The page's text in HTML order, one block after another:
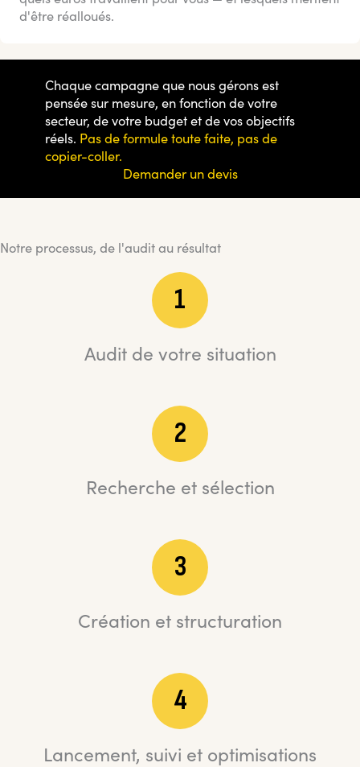
d'être réalloués.
Chaque campagne que nous gérons est
pensée sur mesure, en fonction de votre
secteur, de votre budget et de vos objectifs
réels. Pas de formule toute faite, pas de
copier-coller.
Demander un devis
Notre processus, de l'audit au résultat
1
Audit de votre situation
2
Recherche et sélection
3
Création et structuration
4
Lancement, suivi et optimisations